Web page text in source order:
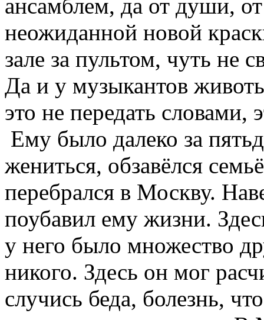
ансамблем, да от души,
неожиданной новой
зале за пультом, чуть не
Да и у музыкантов
это не передать
Ему было далеко за
жениться, обзавёлся
перебрался в Москву.
поубавил ему жизни.
у него было множество
никого. Здесь он мог
случись беда, болезнь,